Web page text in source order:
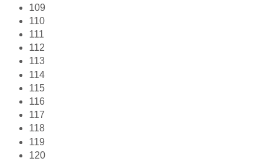
109
110
111
112
113
114
115
116
117
118
119
120